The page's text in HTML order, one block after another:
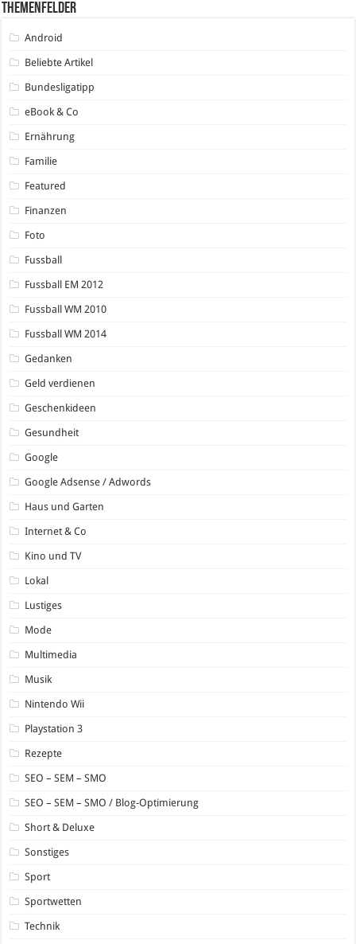
Themenfelder
Android
Beliebte Artikel
Bundesligatipp
eBook & Co
Ernährung
Familie
Featured
Finanzen
Foto
Fussball
Fussball EM 2012
Fussball WM 2010
Fussball WM 2014
Gedanken
Geld verdienen
Geschenkideen
Gesundheit
Google
Google Adsense / Adwords
Haus und Garten
Internet & Co
Kino und TV
Lokal
Lustiges
Mode
Multimedia
Musik
Nintendo Wii
Playstation 3
Rezepte
SEO – SEM – SMO
SEO – SEM – SMO / Blog-Optimierung
Short & Deluxe
Sonstiges
Sport
Sportwetten
Technik